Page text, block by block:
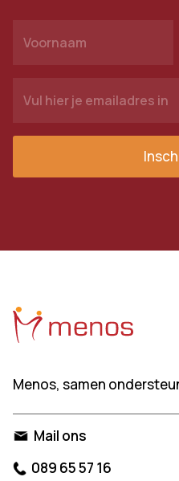
Menos, samen
Mail ons
089 65 57 16